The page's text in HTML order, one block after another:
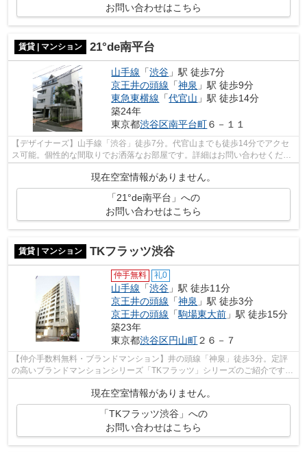
お問い合わせはこちら
賃貸 | マンション 21°de南平台
山手線 「渋谷 」駅 徒歩7分
京王井の頭線 「神泉 」駅 徒歩9分
東急東横線 「代官山 」駅 徒歩14分
築24年
東京都渋谷区南平台町６－１１
【デザイナーズ】山手線「渋谷」徒歩7分。代官山までも徒歩14分でアクセ
ス可能。個性的な間取りでお洒落なお部屋です。詳細はお問い合わせくださ
い。
現在空室情報がありません。
「21°de南平台」への
お問い合わせはこちら
賃貸 | マンション TKフラッツ渋谷
仲手無料 礼0
山手線 「渋谷 」駅 徒歩11分
京王井の頭線 「神泉 」駅 徒歩3分
京王井の頭線 「駒場東大前 」駅 徒歩15分
築23年
東京都渋谷区円山町２６－７
【仲介手数料無料・ブランドマンション】井の頭線「神泉」徒歩3分。定評
の高いブランドマンションシリーズ「TKフラッツ」シリーズのご紹介です。
現在空室情報がありません。
「TKフラッツ渋谷」への
お問い合わせはこちら